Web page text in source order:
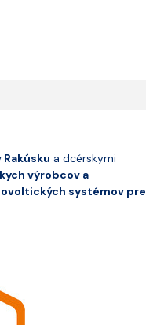
Rakúsku a dcérskymi
výrobcov a
systémov pre